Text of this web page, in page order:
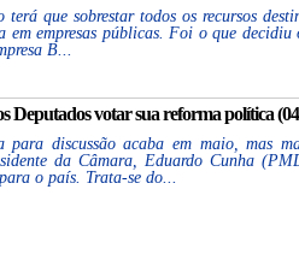
que sobrestar todos os recursos
em empresas públicas. Foi o que
B...
Deputados votar sua reforma política
para discussão acaba em maio, mas
da Câmara, Eduardo Cunha
o país. Trata-se do...